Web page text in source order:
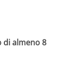
di almeno 8